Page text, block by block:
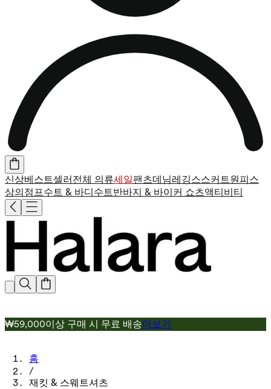
신상베스트셀러전체 의류세일팬츠데님레깅스스커트원피스
상의점프수트 & 바디수트반바지 & 바이커 쇼츠액티비티
₩59,000이상 구매 시 무료 배송더보기
홈
/
재킷 & 스웨트셔츠